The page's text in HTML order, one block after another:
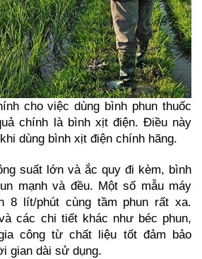
cho việc dùng bình phun thuốc
chính là bình xịt điện. Điều này
dùng bình xịt điện chính hãng.
suất lớn và ắc quy đi kèm, bình
mạnh và đều. Một số mẫu máy
8 lít/phút cùng tầm phun rất xa.
các chi tiết khác như béc phun,
công từ chất liệu tốt đảm bảo
gian dài sử dụng.